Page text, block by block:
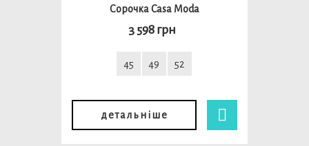
Сорочка Casa Moda
3 598 грн
45 49 52
детальніше